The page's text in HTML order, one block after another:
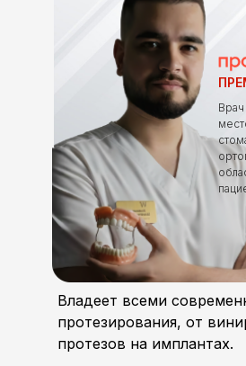
Владеет всеми
протезирования, от
протезов на имплантах.